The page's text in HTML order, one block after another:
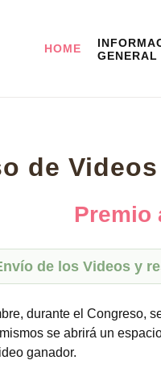
HOME
GENERAL
de
Premio
de los Videos y
durante el Congreso,
se abrirá un
ganador.